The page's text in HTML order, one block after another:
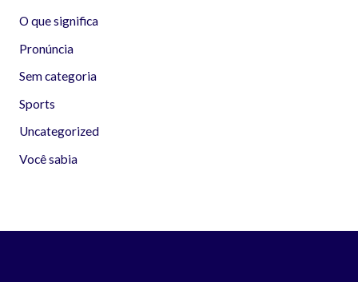
O que significa
Pronúncia
Sem categoria
Sports
Uncategorized
Você sabia